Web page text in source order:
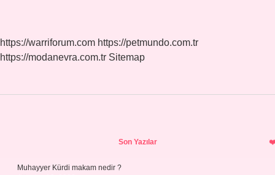
https://warriforum.com https://petmundo.com.tr
https://modanevra.com.tr Sitemap
Son Yazılar
Muhayyer Kürdi makam nedir ?